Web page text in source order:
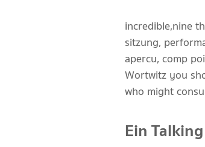
incredible,nine
sitzung,
apercu, comp
Wortwitz you
who might
Ein